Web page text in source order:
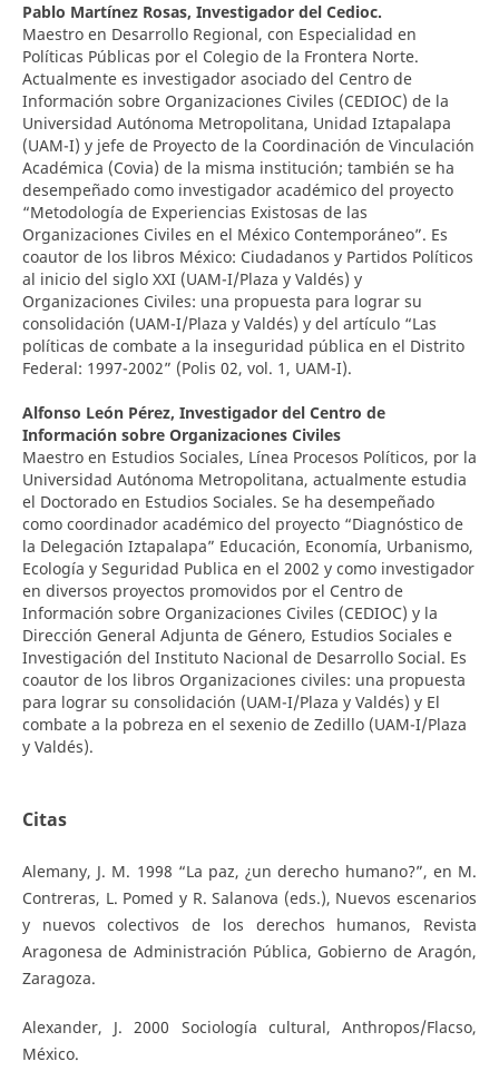
Pablo Martínez Rosas, Investigador del Cedioc.
Maestro en Desarrollo Regional, con Especialidad en
Políticas Públicas por el Colegio de la Frontera Norte.
Actualmente es investigador asociado del Centro de
Información sobre Organizaciones Civiles (CEDIOC) de la
Universidad Autónoma Metropolitana, Unidad Iztapalapa
(UAM-I) y jefe de Proyecto de la Coordinación de Vinculación
Académica (Covia) de la misma institución; también se ha
desempeñado como investigador académico del proyecto
“Metodología de Experiencias Existosas de las
Organizaciones Civiles en el México Contemporáneo”. Es
coautor de los libros México: Ciudadanos y Partidos Políticos
al inicio del siglo XXI (UAM-I/Plaza y Valdés) y
Organizaciones Civiles: una propuesta para lograr su
consolidación (UAM-I/Plaza y Valdés) y del artículo “Las
políticas de combate a la inseguridad pública en el Distrito
Federal: 1997-2002” (Polis 02, vol. 1, UAM-I).
Alfonso León Pérez, Investigador del Centro de
Información sobre Organizaciones Civiles
Maestro en Estudios Sociales, Línea Procesos Políticos, por la
Universidad Autónoma Metropolitana, actualmente estudia
el Doctorado en Estudios Sociales. Se ha desempeñado
como coordinador académico del proyecto “Diagnóstico de
la Delegación Iztapalapa” Educación, Economía, Urbanismo,
Ecología y Seguridad Publica en el 2002 y como investigador
en diversos proyectos promovidos por el Centro de
Información sobre Organizaciones Civiles (CEDIOC) y la
Dirección General Adjunta de Género, Estudios Sociales e
Investigación del Instituto Nacional de Desarrollo Social. Es
coautor de los libros Organizaciones civiles: una propuesta
para lograr su consolidación (UAM-I/Plaza y Valdés) y El
combate a la pobreza en el sexenio de Zedillo (UAM-I/Plaza
y Valdés).
Citas
Alemany, J. M. 1998 “La paz, ¿un derecho humano?”, en M.
Contreras, L. Pomed y R. Salanova (eds.), Nuevos escenarios
y nuevos colectivos de los derechos humanos, Revista
Aragonesa de Administración Pública, Gobierno de Aragón,
Zaragoza.
Alexander, J. 2000 Sociología cultural, Anthropos/Flacso,
México.